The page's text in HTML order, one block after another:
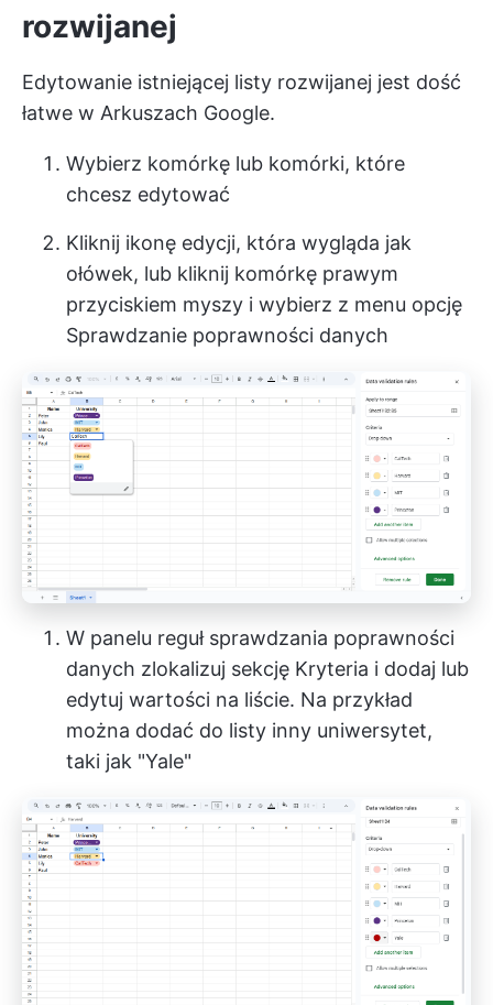
rozwijanej
Edytowanie istniejącej listy rozwijanej jest dość
łatwe w Arkuszach Google.
Wybierz komórkę lub komórki, które
chcesz edytować
Kliknij ikonę edycji, która wygląda jak
ołówek, lub kliknij komórkę prawym
przyciskiem myszy i wybierz z menu opcję
Sprawdzanie poprawności danych
W panelu reguł sprawdzania poprawności
danych zlokalizuj sekcję Kryteria i dodaj lub
edytuj wartości na liście. Na przykład
można dodać do listy inny uniwersytet,
taki jak "Yale"